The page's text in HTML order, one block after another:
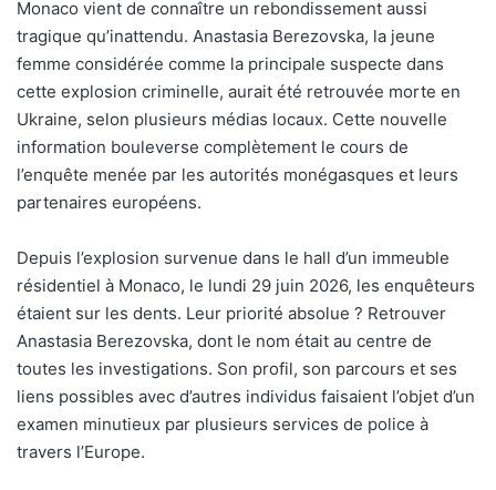
Monaco vient de connaître un rebondissement aussi
tragique qu’inattendu. Anastasia Berezovska, la jeune
femme considérée comme la principale suspecte dans
cette explosion criminelle, aurait été retrouvée morte en
Ukraine, selon plusieurs médias locaux. Cette nouvelle
information bouleverse complètement le cours de
l’enquête menée par les autorités monégasques et leurs
partenaires européens.
Depuis l’explosion survenue dans le hall d’un immeuble
résidentiel à Monaco, le lundi 29 juin 2026, les enquêteurs
étaient sur les dents. Leur priorité absolue ? Retrouver
Anastasia Berezovska, dont le nom était au centre de
toutes les investigations. Son profil, son parcours et ses
liens possibles avec d’autres individus faisaient l’objet d’un
examen minutieux par plusieurs services de police à
travers l’Europe.